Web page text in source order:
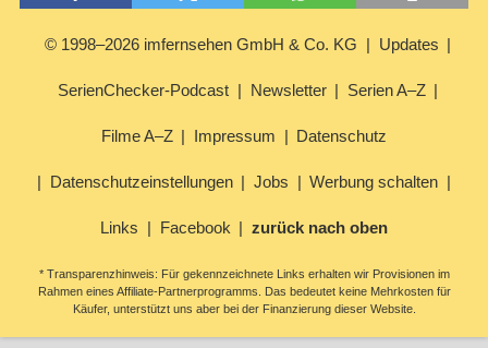
© 1998–2026 imfernsehen GmbH & Co. KG Updates
SerienChecker-Podcast Newsletter Serien A–Z
Filme A–Z Impressum Datenschutz
Datenschutzeinstellungen Jobs Werbung schalten
Links Facebook zurück nach oben
* Transparenzhinweis: Für gekennzeichnete Links erhalten wir Provisionen im
Rahmen eines Affiliate-Partnerprogramms. Das bedeutet keine Mehrkosten für
Käufer, unterstützt uns aber bei der Finanzierung dieser Website.